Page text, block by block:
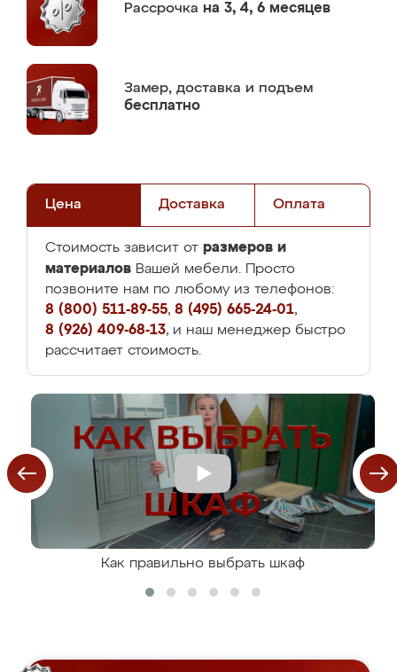
Рассрочка на 3, 4, 6 месяцев
Замер, доставка и подъем
бесплатно
Цена Доставка Оплата
Стоимость зависит от размеров и
материалов Вашей мебели. Просто
позвоните нам по любому из телефонов:
8 (800) 511-89-55, 8 (495) 665-24-01,
8 (926) 409-68-13, и наш менеджер быстро
рассчитает стоимость.
Как правильно выбрать шкаф